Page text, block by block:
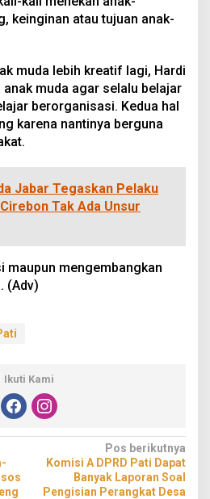
keinginan atau tujuan anak-
muda lebih kreatif lagi, Hardi
muda agar selalu belajar
berorganisasi. Kedua hal
karena nantinya berguna
Jabar Tegaskan Pelaku
Tak Ada Unsur
maupun mengembangkan
(Adv)
Ikuti Kami
Pos berikutnya
Komisi A DPRD Pati Dapat
Banyak Laporan Soal
Pengisian Perangkat Desa